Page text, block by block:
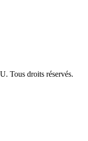
Tous droits réservés.